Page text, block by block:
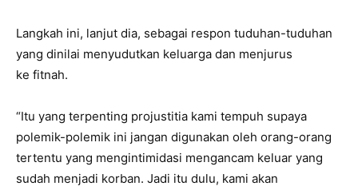
Langkah ini, lanjut dia, sebagai respon tuduhan-tuduhan
yang dinilai menyudutkan keluarga dan menjurus
ke fitnah.
“Itu yang terpenting projustitia kami tempuh supaya
polemik-polemik ini jangan digunakan oleh orang-orang
tertentu yang mengintimidasi mengancam keluar yang
sudah menjadi korban. Jadi itu dulu, kami akan